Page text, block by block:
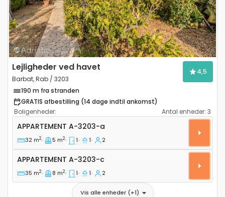
Lejligheder ved havet
Barbat, Rab / 3203
4,5
190 m fra stranden
GRATIS afbestilling (14 dage indtil ankomst)
Boligenheder:
Antal enheder: 3
Etværelses lejlighed Barbat, Rab A-3203-a
APPARTEMENT A-3203-a
32 m2 5 m2 1 1 2
Appartement A-3203-c
APPARTEMENT A-3203-c
35 m2 8 m2 1 1 2
Vis alle enheder(+1)